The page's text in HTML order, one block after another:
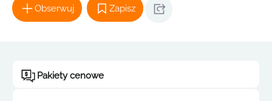
Obserwuj Zapisz
Pakiety cenowe